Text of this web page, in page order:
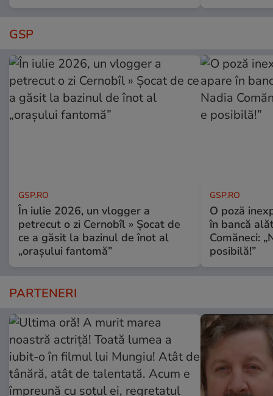
GSP
GSP.RO
În iulie 2026, un vlogger a
petrecut o zi Cernobîl » Șocat de
ce a găsit la bazinul de înot al
„orașului fantomă”
GSP.RO
O poză
în bancă
Comăneci:
posibilă!”
PARTENERI